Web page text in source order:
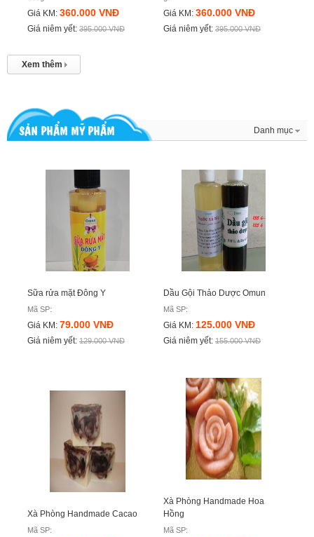
Giá KM: 360.000 VNĐ
Giá niêm yết: 395.000 VNĐ
Giá KM: 360.000 VNĐ
Giá niêm yết: 395.000 VNĐ
Xem thêm
SẢN PHẨM MỸ PHẨM Danh mục
Sữa rửa mặt Đông Y
Mã SP:
Giá KM: 79.000 VNĐ
Giá niêm yết: 129.000 VNĐ
Dầu Gội Thảo Dược Omun
Mã SP:
Giá KM: 125.000 VNĐ
Giá niêm yết: 155.000 VNĐ
Xà Phòng Handmade Cacao
Mã SP:
Xà Phòng Handmade Hoa
Hồng
Mã SP: